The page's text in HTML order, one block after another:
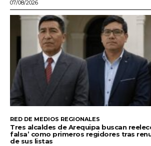
07/08/2026
RED DE MEDIOS REGIONALES
Tres alcaldes de Arequipa buscan
falsa’ como primeros regidores tras
de sus listas